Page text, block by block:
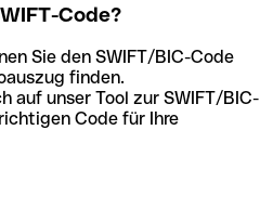
Code?
Sie den SWIFT/BIC-Code
finden.
auf unser Tool zur SWIFT/BIC-
Code für Ihre